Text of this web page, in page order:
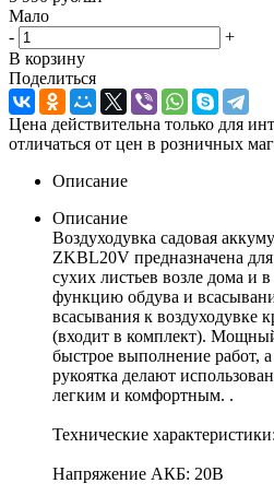
Мало
-
+
В корзину
Поделиться
Цена действительна только для
отличаться от цен в розничных
Описание
Описание
Воздуходувка садовая
ZKBL20V предназначена
сухих листьев возле дома и
функцию обдува и
всасывания к воздуходувке
(входит в комплект).
быстрое выполнение работ,
рукоятка делают
легким и комфортным. .
Технические характеристики:
Напряжение АКБ: 20В